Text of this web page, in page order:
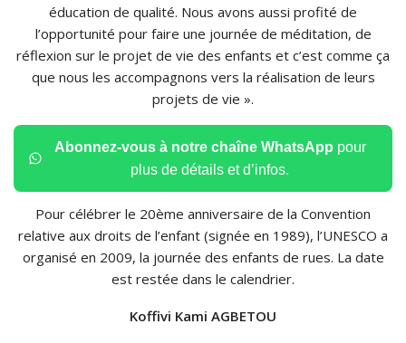
éducation de qualité. Nous avons aussi profité de
l’opportunité pour faire une journée de méditation, de
réflexion sur le projet de vie des enfants et c’est comme ça
que nous les accompagnons vers la réalisation de leurs
projets de vie ».
Abonnez-vous à notre chaîne WhatsApp pour
plus de détails et d’infos.
Pour célébrer le 20ème anniversaire de la Convention
relative aux droits de l’enfant (signée en 1989), l’UNESCO a
organisé en 2009, la journée des enfants de rues. La date
est restée dans le calendrier.
Koffivi Kami AGBETOU